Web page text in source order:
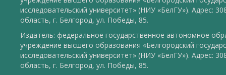
исследовательский университет» (НИУ «БелГУ»). Адрес:
область, г. Белгород, ул. Победы, 85.
Издатель: федеральное государственное автономное
учреждение высшего образования «Белгородский
исследовательский университет» (НИУ «БелГУ»). Адрес:
область, г. Белгород, ул. Победы, 85.